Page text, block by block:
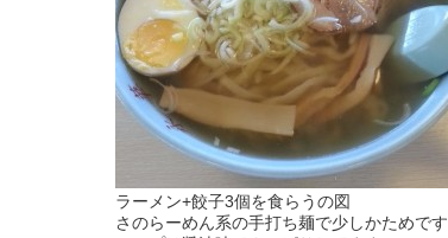
ラーメン+餃子3個を食らうの図
さのらーめん系の手打ち麺で少しかためです